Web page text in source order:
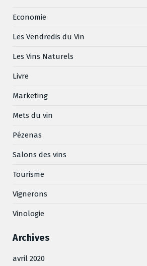
Economie
Les Vendredis du Vin
Les Vins Naturels
Livre
Marketing
Mets du vin
Pézenas
Salons des vins
Tourisme
Vignerons
Vinologie
Archives
avril 2020